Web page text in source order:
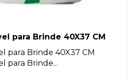
para Brinde 40X37 CM
para Brinde 40X37 CM
para Brinde...